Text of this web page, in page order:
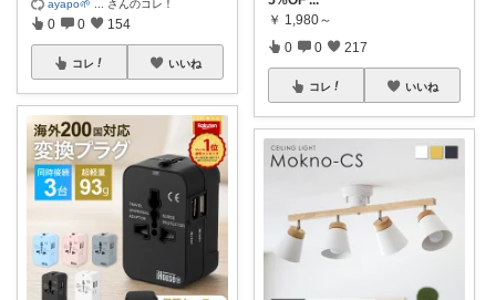
ayapo🌱 さんのコレ！
0 0 154
コレ いいね
￥ 1,980～
0 0 217
コレ いいね